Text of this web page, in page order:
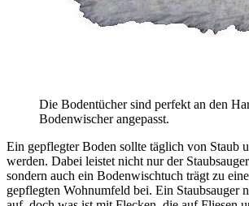
Die Bodentücher sind perfekt an den
Bodenwischer angepasst.
Ein gepflegter Boden sollte täglich von Staub
werden. Dabei leistet nicht nur der
sondern auch ein Bodenwischtuch trägt zu
gepflegten Wohnumfeld bei. Ein Staubsauger